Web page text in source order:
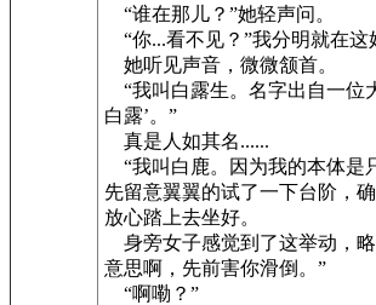
“谁在那儿？”她轻声问。
“你...看不见？”我分明就在这
她听见声音，微微颔首。
“我叫白露生。名字出自一位
白露’。”
真是人如其名......
“我叫白鹿。因为我的本体是
先留意翼翼的试了一下台阶，
放心踏上去坐好。
身旁女子感觉到了这举动，
意思啊，先前害你滑倒。”
“啊嘞？”